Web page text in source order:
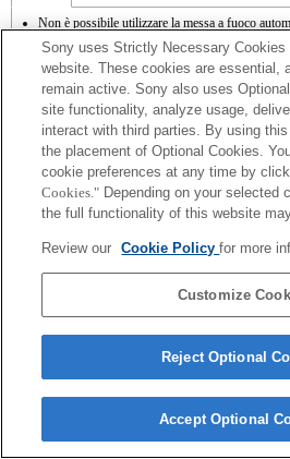
Non è possibile utilizzare la messa a fuoco
Disponibile con il supporto per il montaggio.
SteadyShot non supportata.
I rumori dovuti al funzionamento del diaframma
interno.
Outside the A (Aperture priority), S (Shutter
shutter speed and the aperture can not be
La funzione [Lens Comp] (Lens Compensation)
In base alle condizioni di scatto, la luminosità
uniforme. Impostare la funzione [Front Curtain
Se viene inserito un [obiettivo A-mount]
funzione MF assist non si attiva
Magnifier] o [MF Assist] a qualsiasi tasto dal
Sony uses Strictly Necessary Cookies
website. These cookies are essential,
remain active. Sony also uses
site functionality, analyze usage,
interact with third parties. By using
the placement of Optional Cookies.
cookie preferences at any time by
Cookies." Depending on your selected
the full functionality of this website
Review our Cookie Policyfor more
Customize
Reject Optional
Accept Optional